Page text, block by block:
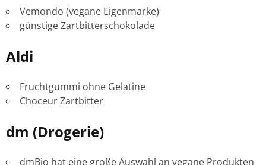
Vemondo (vegane Eigenmarke)
günstige Zartbitterschokolade
Aldi
Fruchtgummi ohne Gelatine
Choceur Zartbitter
dm (Drogerie)
dmBio hat eine große Auswahl an vegane Produkten